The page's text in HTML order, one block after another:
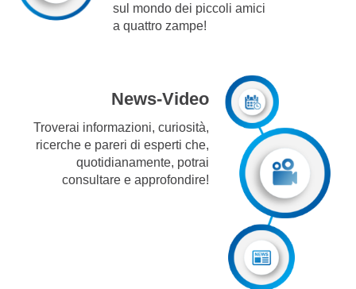
sul mondo dei piccoli amici
a quattro zampe!
News-Video
Troverai informazioni, curiosità,
ricerche e pareri di esperti che,
quotidianamente, potrai
consultare e approfondire!